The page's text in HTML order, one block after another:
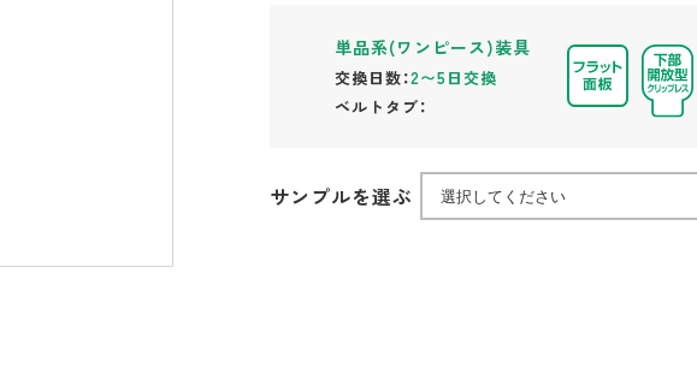
単品系(ワンピース)装具
交換日数：2〜5日交換
ベルトタブ：
サンプルを選ぶ